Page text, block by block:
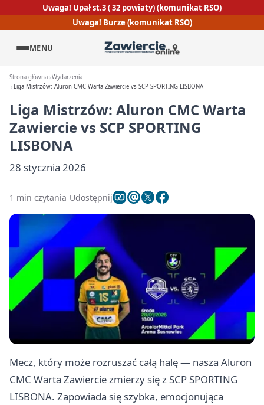
Uwaga! Upał st.3 ( 32 powiaty) (komunikat RSO)
Uwaga! Burze (komunikat RSO)
MENU
Strona główna Wydarzenia
Liga Mistrzów: Aluron CMC Warta Zawiercie vs SCP SPORTING LISBONA
Liga Mistrzów: Aluron CMC Warta
Zawiercie vs SCP SPORTING
LISBONA
28 stycznia 2026
1 min czytania Udostępnij
Mecz, który może rozruszać całą halę — nasza Aluron
CMC Warta Zawiercie zmierzy się z SCP SPORTING
LISBONA. Zapowiada się szybka, emocjonująca